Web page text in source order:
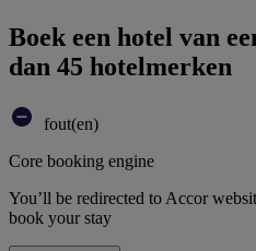
Boek een hotel van
dan 45 hotelmerken
fout(en)
Core booking engine
You’ll be redirected to Accor
book your stay